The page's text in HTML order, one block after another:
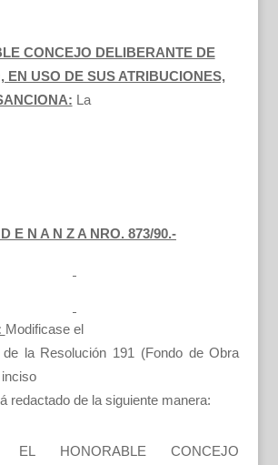
CONCEJO DELIBERANTE DE
EN USO DE SUS ATRIBUCIONES,
La
E N A N Z A NRO. 873/90.-
Modificase el
de la Resolución 191 (Fondo de Obra
redactado de la siguiente manera:
EL HONORABLE CONCEJO